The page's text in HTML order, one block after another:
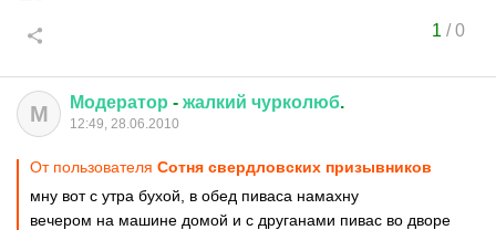
1 /0
М Модератор - жалкий чурколюб.
12:49, 28.06.2010
От пользователя Сотня свердловских призывников
мну вот с утра бухой, в обед пиваса намахну
вечером на машине домой и с друганами пивас во дворе